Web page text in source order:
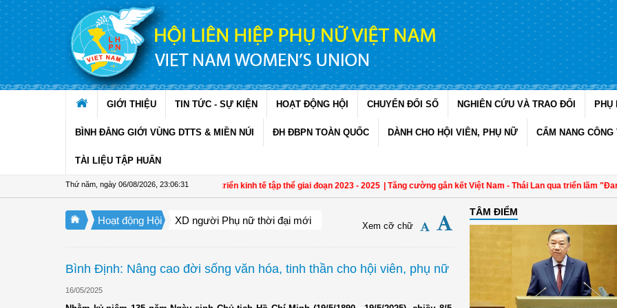
Truy cập nội dung luôn
GIỚI THIỆU TIN TỨC - SỰ KIỆN HOẠT ĐỘNG HỘI CHUYỂN ĐỔI SỐ NGHIÊN CỨU VÀ TRAO ĐỔI PHỤ
BÌNH ĐẲNG GIỚI VÙNG DTTS & MIỀN NÚI ĐH ĐBPN TOÀN QUỐC DÀNH CHO HỘI VIÊN, PHỤ NỮ CẨM NANG CÔNG
TÀI LIỆU TẬP HUẤN
Thứ năm, ngày 06/08/2026 23:06:32
Đề án 01: Dấu ấn phụ nữ trong phát triển kinh tế tập thể giai đoạn 2023 - 2025 | Tăng cường gắn kết Việt Nam - Thái Lan qua triển lãm "Đan
Hoạt động Hội XD người Phụ nữ thời đại mới Xem cỡ chữ
Bình Định: Nâng cao đời sống văn hóa, tinh thần cho hội viên, phụ nữ
16/05/2025
TÂM ĐIỂM